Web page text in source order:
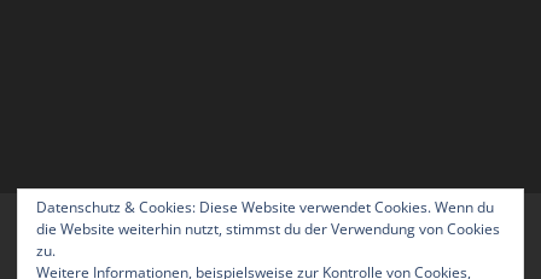
Home Blog Über uns
Kontakt
Datenschutz & Cookies: Diese Website verwendet Cookies. Wenn du
die Website weiterhin nutzt, stimmst du der Verwendung von Cookies
zu.
Weitere Informationen, beispielsweise zur Kontrolle von Cookies,